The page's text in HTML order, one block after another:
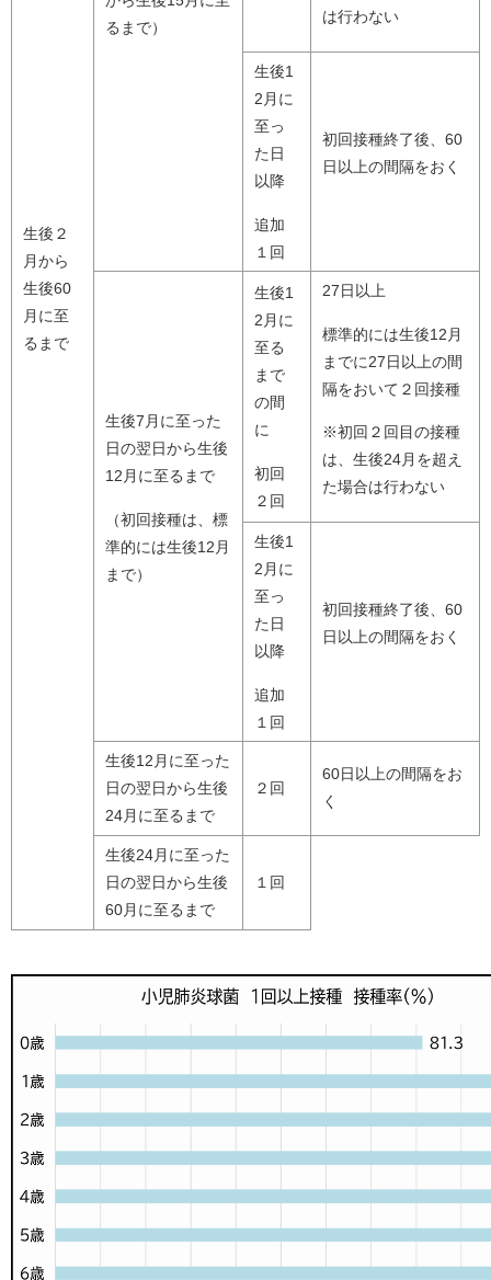
生後２
月から
生後60
月に至
るまで
るまで）
は行わない
生後1
2月に
至っ
た日
以降
追加
１回
初回接種終了後、60
日以上の間隔をおく
生後7月に至った
日の翌日から生後
12月に至るまで
（初回接種は、標
準的には生後12月
まで）
生後1
2月に
至る
まで
の間
に
初回
２回
27日以上
標準的には生後12月
までに27日以上の間
隔をおいて２回接種
※初回２回目の接種
は、生後24月を超え
た場合は行わない
生後1
2月に
至っ
た日
以降
追加
１回
初回接種終了後、60
日以上の間隔をおく
生後12月に至った
日の翌日から生後
24月に至るまで
２回
60日以上の間隔をお
く
生後24月に至った
日の翌日から生後
60月に至るまで
１回